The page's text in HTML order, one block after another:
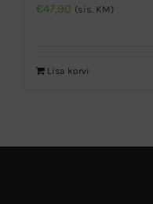
€47,90 (sis. KM)
Lisa korvi